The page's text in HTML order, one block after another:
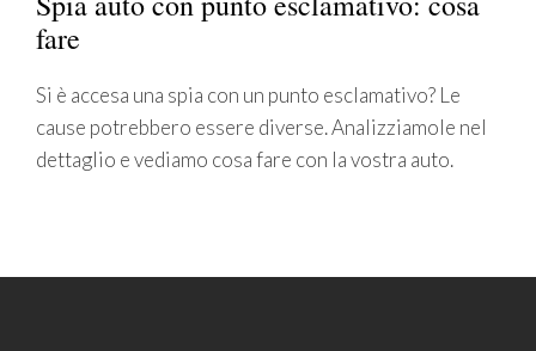
fare
Si è accesa una spia con un punto esclamativo? Le
cause potrebbero essere diverse. Analizziamole nel
dettaglio e vediamo cosa fare con la vostra auto.